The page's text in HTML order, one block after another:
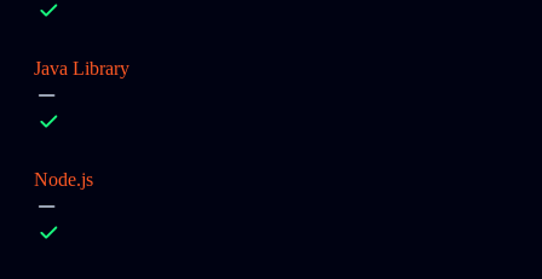
Java Library
Node.js